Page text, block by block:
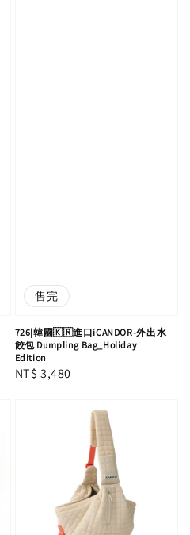
售完
726|韓國🇰🇷進口iCANDOR-外出水
餃包 Dumpling Bag_Holiday
Edition
Regular
NT$ 3,480